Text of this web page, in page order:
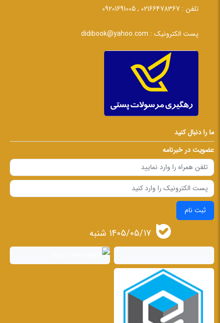
تلفن : 02166478367 , 09201691005
پست الکترونیک : didibook@yahoo.com
ما را دنبال کنید
عضویت در خبرنامه
ثبت نام
1405/05/17 شنبه